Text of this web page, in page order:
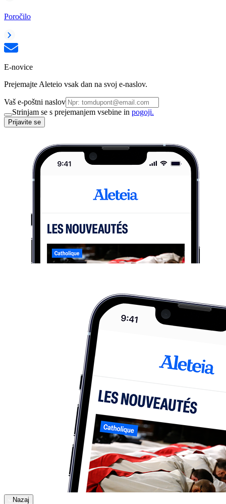
Poročilo
E-novice
Prejemajte Aleteio vsak dan na svoj e-naslov.
Vaš e-poštni naslov
Strinjam se s prejemanjem vsebine in pogoji.
Prijavite se
Nazaj